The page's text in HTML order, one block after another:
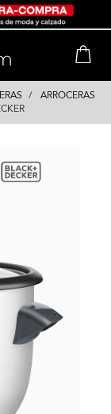
ARROCERAS